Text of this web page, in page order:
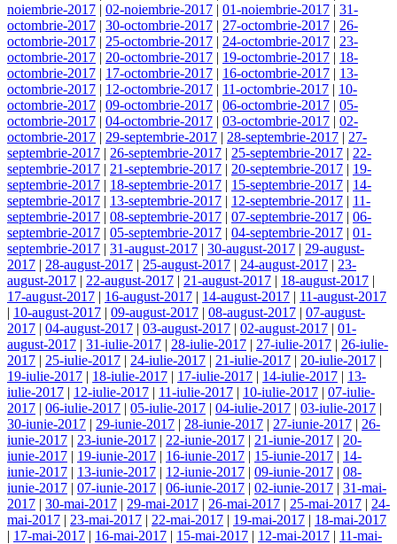
noiembrie-2017 | 02-noiembrie-2017 | 01-noiembrie-2017 | 31-
octombrie-2017 | 30-octombrie-2017 | 27-octombrie-2017 | 26-
octombrie-2017 | 25-octombrie-2017 | 24-octombrie-2017 | 23-
octombrie-2017 | 20-octombrie-2017 | 19-octombrie-2017 | 18-
octombrie-2017 | 17-octombrie-2017 | 16-octombrie-2017 | 13-
octombrie-2017 | 12-octombrie-2017 | 11-octombrie-2017 | 10-
octombrie-2017 | 09-octombrie-2017 | 06-octombrie-2017 | 05-
octombrie-2017 | 04-octombrie-2017 | 03-octombrie-2017 | 02-
octombrie-2017 | 29-septembrie-2017 | 28-septembrie-2017 | 27-
septembrie-2017 | 26-septembrie-2017 | 25-septembrie-2017 | 22-
septembrie-2017 | 21-septembrie-2017 | 20-septembrie-2017 | 19-
septembrie-2017 | 18-septembrie-2017 | 15-septembrie-2017 | 14-
septembrie-2017 | 13-septembrie-2017 | 12-septembrie-2017 | 11-
septembrie-2017 | 08-septembrie-2017 | 07-septembrie-2017 | 06-
septembrie-2017 | 05-septembrie-2017 | 04-septembrie-2017 | 01-
septembrie-2017 | 31-august-2017 | 30-august-2017 | 29-august-
2017 | 28-august-2017 | 25-august-2017 | 24-august-2017 | 23-
august-2017 | 22-august-2017 | 21-august-2017 | 18-august-2017 |
17-august-2017 | 16-august-2017 | 14-august-2017 | 11-august-2017
| 10-august-2017 | 09-august-2017 | 08-august-2017 | 07-august-
2017 | 04-august-2017 | 03-august-2017 | 02-august-2017 | 01-
august-2017 | 31-iulie-2017 | 28-iulie-2017 | 27-iulie-2017 | 26-iulie-
2017 | 25-iulie-2017 | 24-iulie-2017 | 21-iulie-2017 | 20-iulie-2017 |
19-iulie-2017 | 18-iulie-2017 | 17-iulie-2017 | 14-iulie-2017 | 13-
iulie-2017 | 12-iulie-2017 | 11-iulie-2017 | 10-iulie-2017 | 07-iulie-
2017 | 06-iulie-2017 | 05-iulie-2017 | 04-iulie-2017 | 03-iulie-2017 |
30-iunie-2017 | 29-iunie-2017 | 28-iunie-2017 | 27-iunie-2017 | 26-
iunie-2017 | 23-iunie-2017 | 22-iunie-2017 | 21-iunie-2017 | 20-
iunie-2017 | 19-iunie-2017 | 16-iunie-2017 | 15-iunie-2017 | 14-
iunie-2017 | 13-iunie-2017 | 12-iunie-2017 | 09-iunie-2017 | 08-
iunie-2017 | 07-iunie-2017 | 06-iunie-2017 | 02-iunie-2017 | 31-mai-
2017 | 30-mai-2017 | 29-mai-2017 | 26-mai-2017 | 25-mai-2017 | 24-
mai-2017 | 23-mai-2017 | 22-mai-2017 | 19-mai-2017 | 18-mai-2017
| 17-mai-2017 | 16-mai-2017 | 15-mai-2017 | 12-mai-2017 | 11-mai-